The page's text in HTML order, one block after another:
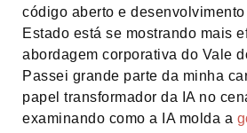
código aberto e
Estado está se mostrando mais
abordagem corporativa do Vale
Passei grande parte da minha
papel transformador da IA no
examinando como a IA molda a